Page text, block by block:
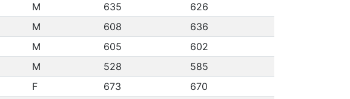
M 635
626
M 608
636
M 605
602
M 528
585
F 673
670